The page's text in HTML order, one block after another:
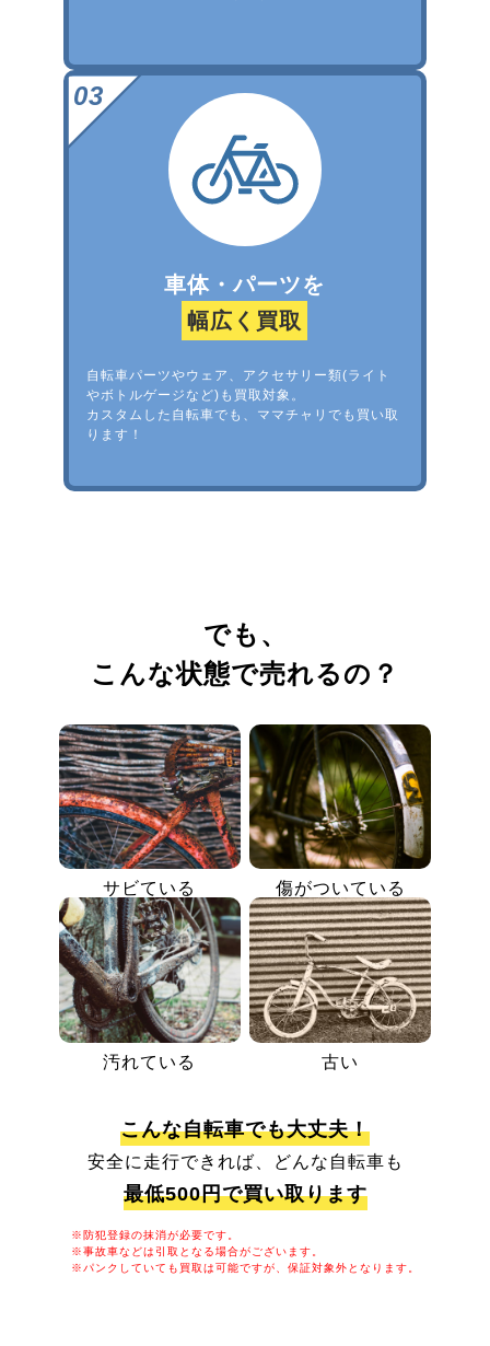
車体・パーツを
幅広く買取
自転車パーツやウェア、アクセサリー類(ライト
やボトルゲージなど)も買取対象。
カスタムした自転車でも、ママチャリでも買い取
ります！
でも、
こんな状態で売れるの？
サビている 傷がついている
汚れている 古い
こんな自転車でも大丈夫！
安全に走行できれば、どんな自転車も
最低500円で買い取ります
※防犯登録の抹消が必要です。
※事故車などは引取となる場合がございます。
※パンクしていても買取は可能ですが、保証対象外となります。